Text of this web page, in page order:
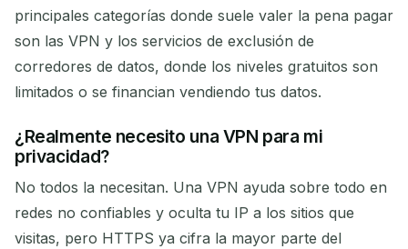
principales categorías donde suele valer la pena pagar
son las VPN y los servicios de exclusión de
corredores de datos, donde los niveles gratuitos son
limitados o se financian vendiendo tus datos.
¿Realmente necesito una VPN para mi
privacidad?
No todos la necesitan. Una VPN ayuda sobre todo en
redes no confiables y oculta tu IP a los sitios que
visitas, pero HTTPS ya cifra la mayor parte del